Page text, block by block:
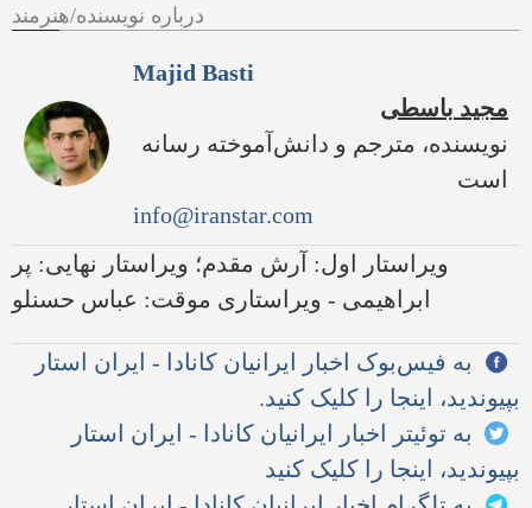
درباره نویسنده/هنرمند
Majid Basti
مجید باسطی
نویسنده، مترجم و دانش‌آموخته رسانه
است
info@iranstar.com
ویراستار اول: آرش مقدم؛ ویراستار نهایی: پر
ابراهیمی - ویراستاری موقت: عباس حسنلو
به فیس‌بوک اخبار ایرانیان کانادا - ایران استار
بپیوندید، اینجا را کلیک کنید.
به توئیتر اخبار ایرانیان کانادا - ایران استار
بپیوندید، اینجا را کلیک کنید